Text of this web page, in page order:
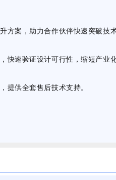
方案，助力合作伙伴快速突破技
快速验证设计可行性，缩短产业
提供全套售后技术支持。